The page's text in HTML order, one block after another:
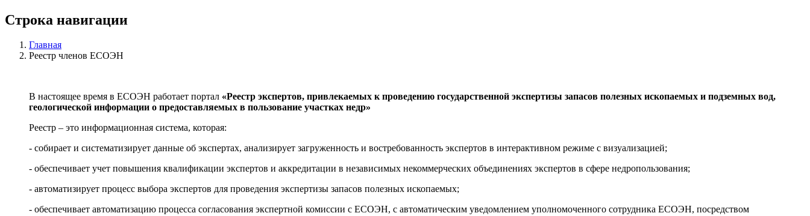
Строка навигации
Главная
Реестр членов ЕСОЭН
В настоящее время в ЕСОЭН работает портал «Реестр экспертов, привлекаемых к проведению государственной экспертизы запасов полезных ископаемых и подземных вод,
геологической информации о предоставляемых в пользование участках недр»
Реестр – это информационная система, которая:
- собирает и систематизирует данные об экспертах, анализирует загруженность и востребованность экспертов в интерактивном режиме с визуализацией;
- обеспечивает учет повышения квалификации экспертов и аккредитации в независимых некоммерческих объединениях экспертов в сфере недропользования;
- автоматизирует процесс выбора экспертов для проведения экспертизы запасов полезных ископаемых;
- обеспечивает автоматизацию процесса согласования экспертной комиссии с ЕСОЭН, с автоматическим уведомлением уполномоченного сотрудника ЕСОЭН, посредством